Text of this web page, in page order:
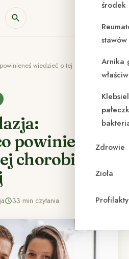
środek
Arnika
Zdrowie
Zioła
wiedzieć o tej chorobie
powinieneś
chorobie
33 min czytania